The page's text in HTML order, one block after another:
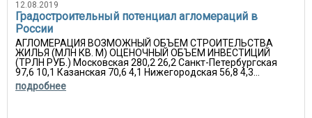
12.08.2019
Градостроительный потенциал агломераций в
России
АГЛОМЕРАЦИЯ ВОЗМОЖНЫЙ ОБЪЕМ СТРОИТЕЛЬСТВА
ЖИЛЬЯ (МЛН КВ. М) ОЦЕНОЧНЫЙ ОБЪЕМ ИНВЕСТИЦИЙ
(ТРЛН РУБ.) Московская 280,2 26,2 Санкт-Петербургская
97,6 10,1 Казанская 70,6 4,1 Нижегородская 56,8 4,3...
подробнее